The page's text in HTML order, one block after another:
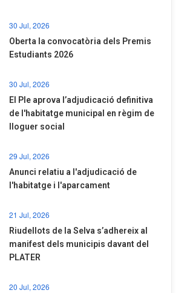
30 Jul, 2026
Oberta la convocatòria dels Premis
Estudiants 2026
30 Jul, 2026
El Ple aprova l’adjudicació definitiva
de l'habitatge municipal en règim de
lloguer social
29 Jul, 2026
Anunci relatiu a l'adjudicació de
l'habitatge i l'aparcament
21 Jul, 2026
Riudellots de la Selva s’adhereix al
manifest dels municipis davant del
PLATER
20 Jul, 2026